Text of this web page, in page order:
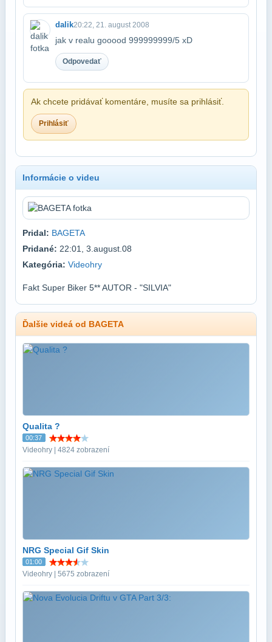
dalik20:22, 21. august 2008
jak v realu gooood 999999999/5 xD
Odpovedať
Ak chcete pridávať komentáre, musíte sa prihlásiť.
Prihlásiť
Informácie o videu
Pridal: BAGETA
Pridané: 22:01, 3.august.08
Kategória: Videohry
Fakt Super Biker 5** AUTOR - "SILVIA"
Ďalšie videá od BAGETA
Qualita ?
00:37
Videohry | 4824 zobrazení
NRG Special Gif Skin
01:00
Videohry | 5675 zobrazení